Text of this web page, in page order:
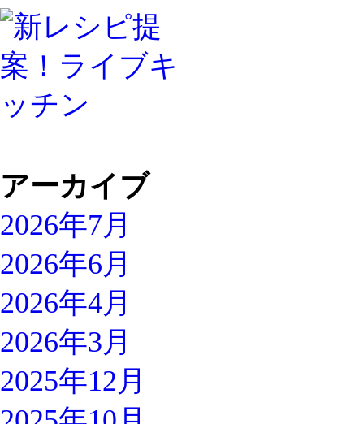
アーカイブ
2026年7月
2026年6月
2026年4月
2026年3月
2025年12月